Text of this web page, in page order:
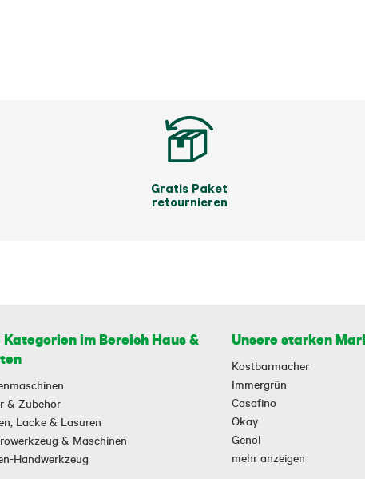
Gratis Paket
retournieren
Kategorien im Bereich Haus &
& Zubehör
Lacke & Lasuren
& Maschinen
Handwerkzeug
Unsere starken
Kostbarmacher
Immergrün
Casafino
Okay
Genol
mehr anzeigen